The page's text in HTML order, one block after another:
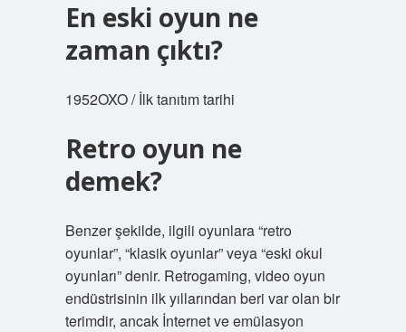
En eski oyun ne
zaman çıktı?
1952OXO / İlk tanıtım tarihi
Retro oyun ne
demek?
Benzer şekilde, ilgili oyunlara “retro
oyunlar”, “klasik oyunlar” veya “eski okul
oyunları” denir. Retrogaming, video oyun
endüstrisinin ilk yıllarından beri var olan bir
terimdir, ancak İnternet ve emülasyon